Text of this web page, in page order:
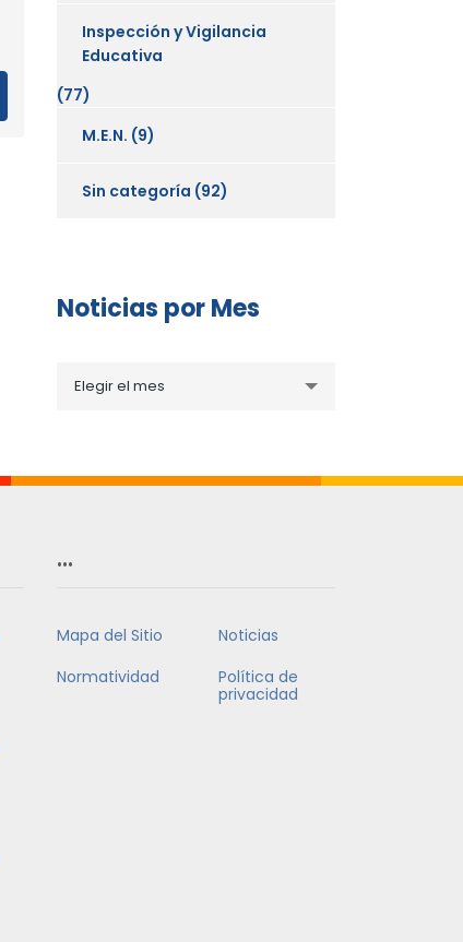
Inspección y Vigilancia
Educativa
(77)
M.E.N. (9)
Sin categoría (92)
Noticias por Mes
porElegir el mes
…
Mapa del Sitio
Noticias
Normatividad
Política de
privacidad